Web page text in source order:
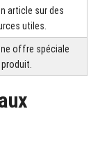
article sur des
utiles.
offre spéciale